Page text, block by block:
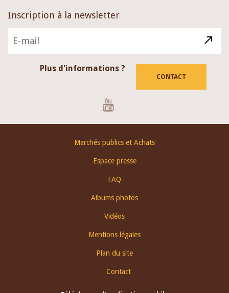
Inscription à la newsletter
Plus d'informations ?
CONTACT
Marchés publics et Achats
Espace presse
FAQ
Albums photos
Vidéos
Mentions légales
Plan du site
Contact